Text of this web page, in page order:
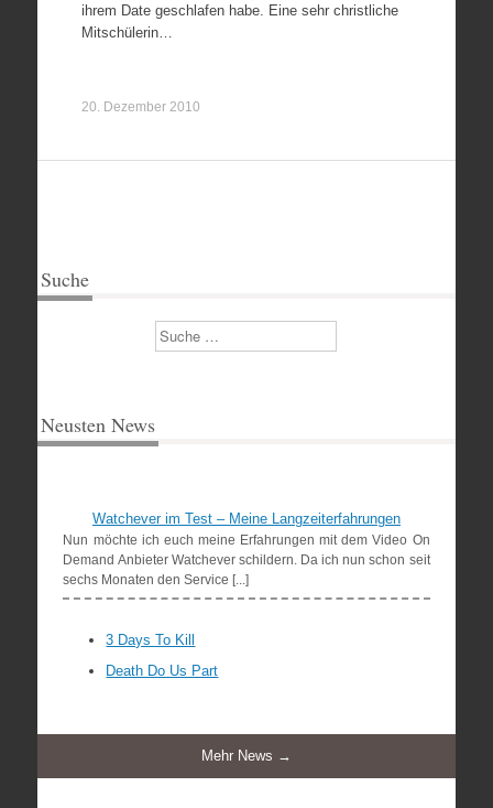
ihrem Date geschlafen habe. Eine sehr christliche
Mitschülerin…
20. Dezember 2010
Suche
Suchen
Neusten News
Watchever im Test – Meine Langzeiterfahrungen
Nun möchte ich euch meine Erfahrungen mit dem Video On
Demand Anbieter Watchever schildern. Da ich nun schon seit
sechs Monaten den Service [...]
3 Days To Kill
Death Do Us Part
Mehr News →